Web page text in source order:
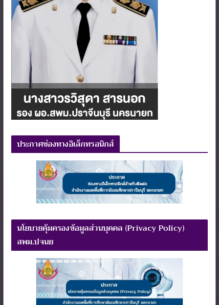
ประกาศช่องทางอิเล็กทรอนิกส์
นโยบายคุ้มครองข้อมูลส่วนบุคคล (Privacy Policy)
สพม.ปจนย